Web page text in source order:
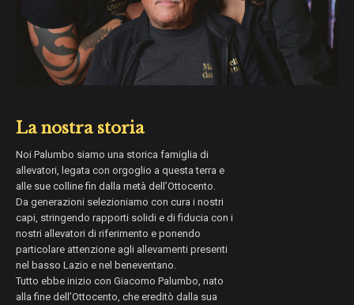
La nostra storia
Noi Palumbo siamo una storica famiglia di
allevatori, legata con orgoglio a questa terra e
alle sue colline fin dalla metà dell’Ottocento.
Da generazioni selezioniamo con cura i nostri
capi, stringendo rapporti solidi e di fiducia con i
nostri allevatori di riferimento e ponendo
particolare attenzione agli allevamenti presenti
nel basso Lazio e nel beneventano.
Tutto ebbe inizio con Giacomo Palumbo, nato
alla fine dell’Ottocento, che ereditò dalla sua